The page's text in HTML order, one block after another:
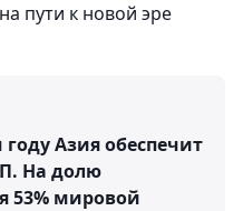
пути к новой эре
Азия обеспечит
На долю
53% мировой